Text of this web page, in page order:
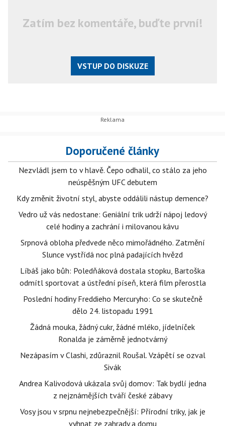
Zatím bez komentáře, buďte první!
VSTUP DO DISKUZE
Doporučené články
Nezvládl jsem to v hlavě. Čepo odhalil, co stálo za jeho
neúspěšným UFC debutem
Kdy změnit životní styl, abyste oddálili nástup demence?
Vedro už vás nedostane: Geniální trik udrží nápoj ledový
celé hodiny a zachrání i milovanou kávu
Srpnová obloha předvede něco mimořádného. Zatmění
Slunce vystřídá noc plná padajících hvězd
Líbáš jako bůh: Poledňáková dostala stopku, Bartoška
odmítl sportovat a ústřední píseň, která film přerostla
Poslední hodiny Freddieho Mercuryho: Co se skutečně
dělo 24. listopadu 1991
Žádná mouka, žádný cukr, žádné mléko, jídelníček
Ronalda je záměrně jednotvárný
Nezápasím v Clashi, zdůraznil Roušal. Vzápětí se ozval
Sivák
Andrea Kalivodová ukázala svůj domov: Tak bydlí jedna
z nejznámějších tváří české zábavy
Vosy jsou v srpnu nejnebezpečnější: Přírodní triky, jak je
vyhnat ze zahrady a domu